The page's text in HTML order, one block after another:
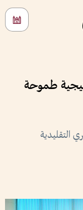
طموحة
التقليدية